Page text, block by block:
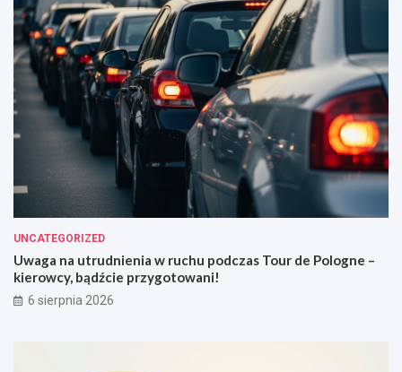
UNCATEGORIZED
Uwaga na utrudnienia w ruchu podczas Tour de Pologne –
kierowcy, bądźcie przygotowani!
6 sierpnia 2026